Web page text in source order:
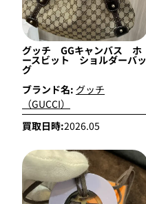
グッチ GGキャンバス ホ
ースビット ショルダーバッ
グ
ブランド名: グッチ
（GUCCI）
買取日時:2026.05